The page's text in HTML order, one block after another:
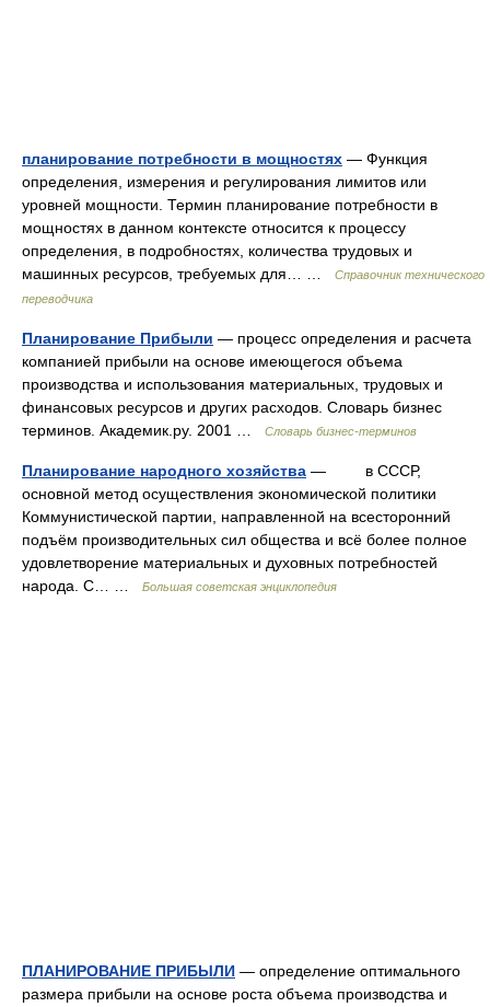
планирование потребности в мощностях — Функция
определения, измерения и регулирования лимитов или
уровней мощности. Термин планирование потребности в
мощностях в данном контексте относится к процессу
определения, в подробностях, количества трудовых и
машинных ресурсов, требуемых для… …
Справочник технического
переводчика
Планирование Прибыли — процесс определения и расчета
компанией прибыли на основе имеющегося объема
производства и использования материальных, трудовых и
финансовых ресурсов и других расходов. Словарь бизнес
терминов. Академик.ру. 2001 …
Словарь бизнес-терминов
Планирование народного хозяйства — в СССР,
основной метод осуществления экономической политики
Коммунистической партии, направленной на всесторонний
подъём производительных сил общества и всё более полное
удовлетворение материальных и духовных потребностей
народа. С… …
Большая советская энциклопедия
ПЛАНИРОВАНИЕ ПРИБЫЛИ — определение оптимального
размера прибыли на основе роста объема производства и